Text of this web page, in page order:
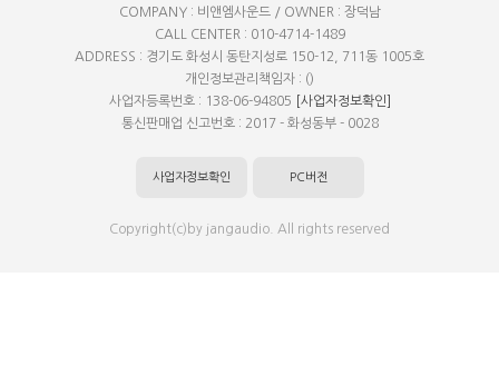
COMPANY : 비앤엠사운드 / OWNER : 장덕남
CALL CENTER : 010-4714-1489
ADDRESS : 경기도 화성시 동탄지성로 150-12, 711동 1005호
개인정보관리책임자 : ()
사업자등록번호 : 138-06-94805
[사업자정보확인]
통신판매업 신고번호 : 2017 - 화성동부 - 0028
사업자정보확인 PC버전
Copyright(c)by jangaudio. All rights reserved